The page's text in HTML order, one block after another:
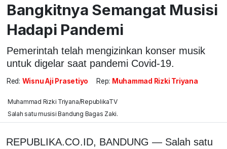
Bangkitnya Semangat Musisi
Hadapi Pandemi
Pemerintah telah mengizinkan konser musik
untuk digelar saat pandemi Covid-19.
Red: Wisnu Aji Prasetiyo Rep: Muhammad Rizki Triyana
Muhammad Rizki Triyana/RepublikaTV
Salah satu musisi Bandung Bagas Zaki.
REPUBLIKA.CO.ID, BANDUNG — Salah satu